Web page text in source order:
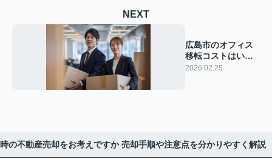
NEXT
広島市のオフィス
移転コストはいく
ら？費用相場や抑
2026.02.25
の不動産売却をお考えですか 売却手順や注意点を分かりやすく解説